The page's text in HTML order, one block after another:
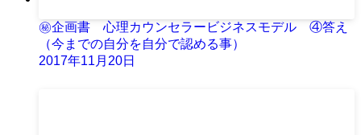
㊙企画書 心理カウンセラービジネスモデル ④答え
（今までの自分を自分で認める事）
2017年11月20日